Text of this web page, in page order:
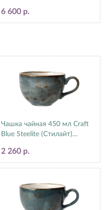
6 600 р.
Чашка чайная 450 мл Craft
Blue Steelite (Стилайт)
2 260 р.